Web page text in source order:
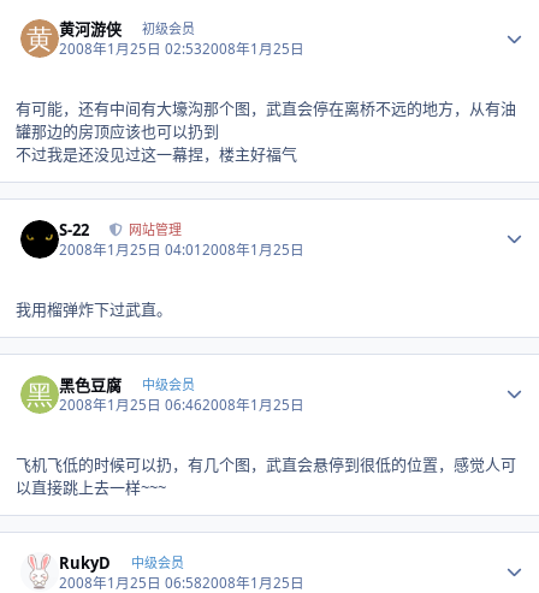
黄河游侠 初级会员
2008年1月25日 02:532008年1月25日
有可能，还有中间有大壕沟那个图，武直会停在离桥不远的地方，从有油
罐那边的房顶应该也可以扔到
不过我是还没见过这一幕捏，楼主好福气
S-22 网站管理
2008年1月25日 04:012008年1月25日
我用榴弹炸下过武直。
黑色豆腐 中级会员
2008年1月25日 06:462008年1月25日
飞机飞低的时候可以扔，有几个图，武直会悬停到很低的位置，感觉人可
以直接跳上去一样~~~
RukyD 中级会员
2008年1月25日 06:582008年1月25日